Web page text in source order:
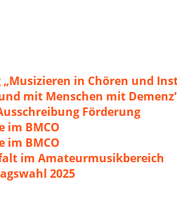
in Chören und
mit Menschen mit
Förderung
im BMCO
im BMCO
im Amateurmusikbereich
2025